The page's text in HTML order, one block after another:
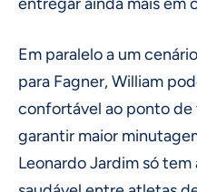
Em paralelo a um
para Fagner, William
confortável ao ponto de
garantir maior
Leonardo Jardim só